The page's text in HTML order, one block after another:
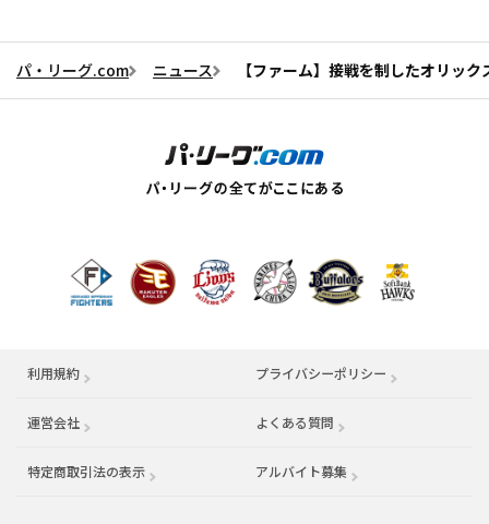
パ・リーグ.com ニュース 【ファーム】接戦を制したオリッ
利用規約 プライバシーポリシー
運営会社 （別ウィンドウで開く） よくある質問
特定商取引法の表示 アルバイト募集 （別ウィンドウで開く